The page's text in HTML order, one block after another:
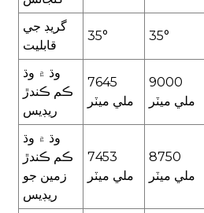
گريڊ جي
قابليت
35° 35°
وڌ ۾ وڌ
ڪم ڪندڙ
ريڊيس
7645
ملي ميٽر
9000
ملي ميٽر
وڌ ۾ وڌ
ڪم ڪندڙ
زمين جو
ريڊيس
7453
ملي ميٽر
8750
ملي ميٽر